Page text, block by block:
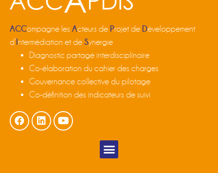
ACCompagne les Acteurs de Projet de Développement
d’Intermédiation et de Synergie
Diagnostic partagé interdisciplinaire
Co-élaboration du cahier des charges
Gouvernance collective du pilotage
Co-définition des indicateurs de suivi